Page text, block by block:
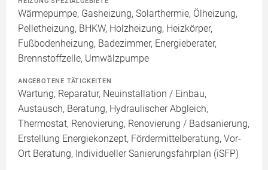
Wärmepumpe, Gasheizung, Solarthermie, Ölheizung,
Pelletheizung, BHKW, Holzheizung, Heizkörper,
Fußbodenheizung, Badezimmer, Energieberater,
Brennstoffzelle, Umwälzpumpe
ANGEBOTENE TÄTIGKEITEN
Wartung, Reparatur, Neuinstallation / Einbau,
Austausch, Beratung, Hydraulischer Abgleich,
Thermostat, Renovierung, Renovierung / Badsanierung,
Erstellung Energiekonzept, Fördermittelberatung, Vor-
Ort Beratung, Individueller Sanierungsfahrplan (iSFP)